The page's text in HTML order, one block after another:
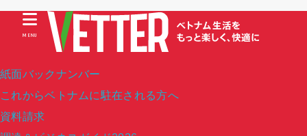
紙面バックナンバー
これからベトナムに駐在される方へ
資料請求
MENU